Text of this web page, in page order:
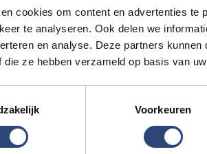
cookies om content en advertenties
te analyseren. Ook delen we
en analyse. Deze partners
die ze hebben verzameld op basis van
Voorkeuren
en krijgen altijd een
leasen in Rijssen
voor een auto in één keer betalen.
u zelf het maandbedrag en de looptijd